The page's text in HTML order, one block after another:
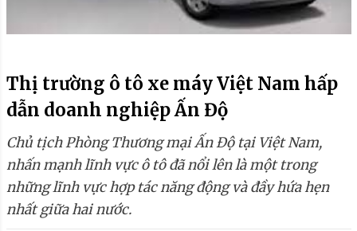
Thị trường ô tô xe máy Việt Nam hấp
dẫn doanh nghiệp Ấn Độ
Chủ tịch Phòng Thương mại Ấn Độ tại Việt Nam,
nhấn mạnh lĩnh vực ô tô đã nổi lên là một trong
những lĩnh vực hợp tác năng động và đầy hứa hẹn
nhất giữa hai nước.